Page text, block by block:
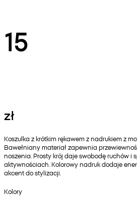
15
zł
Koszulka z krótkim rękawem z nadrukiem z
Bawełniany materiał zapewnia
noszenia. Prosty krój daje swobodę ruchów i
aktywnościach. Kolorowy nadruk dodaje
akcent do stylizacji.
Kolory